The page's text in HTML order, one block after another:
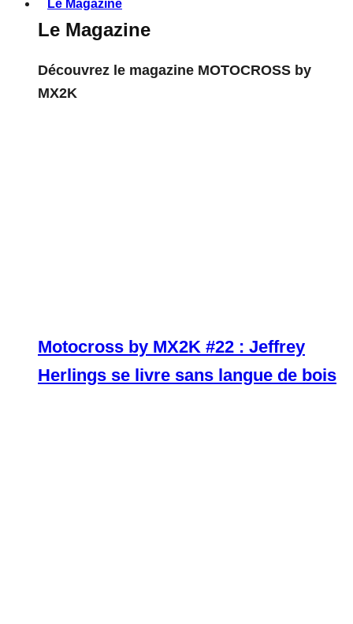
Le Magazine
Le Magazine
Découvrez le magazine MOTOCROSS by
MX2K
Motocross by MX2K #22 : Jeffrey
Herlings se livre sans langue de bois